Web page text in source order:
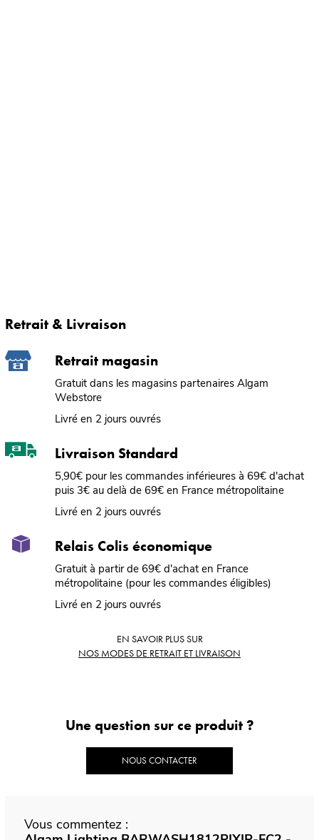
Retrait & Livraison
Retrait magasin
Gratuit dans les magasins partenaires Algam
Webstore
Livré en 2 jours ouvrés
Livraison Standard
5,90€ pour les commandes inférieures à 69€ d'achat
puis 3€ au delà de 69€ en France métropolitaine
Livré en 2 jours ouvrés
Relais Colis économique
Gratuit à partir de 69€ d'achat en France
métropolitaine (pour les commandes éligibles)
Livré en 2 jours ouvrés
EN SAVOIR PLUS SUR
NOS MODES DE RETRAIT ET LIVRAISON
Une question sur ce produit ?
NOUS CONTACTER
Vous commentez :